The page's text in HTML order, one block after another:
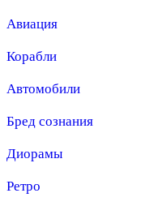
Авиация
Корабли
Автомобили
Бред сознания
Диорамы
Ретро